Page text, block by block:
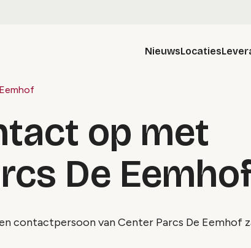
NieuwsLocaties
op met
De
contactpersoon van Center Parcs De Eemhof